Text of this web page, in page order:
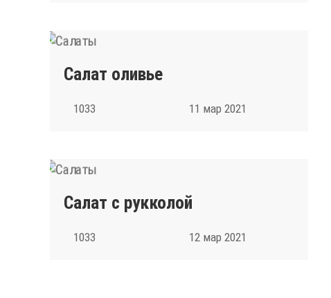
Салат оливье
1033 11 мар 2021
Салат с рукколой
1033 12 мар 2021